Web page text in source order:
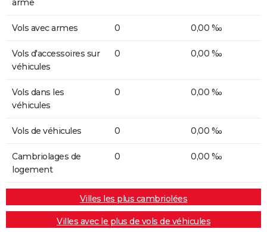
arme
Vols avec armes 0 0,00 ‰
Vols d'accessoires sur
véhicules
0 0,00 ‰
Vols dans les
véhicules
0 0,00 ‰
Vols de véhicules 0 0,00 ‰
Cambriolages de
logement
0 0,00 ‰
Villes les plus cambriolées
Villes avec le plus de vols de véhicules